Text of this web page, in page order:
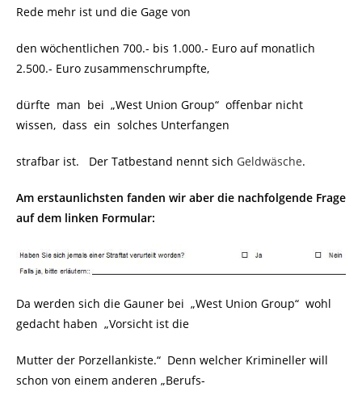
Rede mehr ist und die Gage von
den wöchentlichen 700.- bis 1.000.- Euro auf monatlich
2.500.- Euro zusammenschrumpfte,
dürfte man bei „West Union Group“ offenbar nicht
wissen, dass ein solches Unterfangen
strafbar ist. Der Tatbestand nennt sich Geldwäsche.
Am erstaunlichsten fanden wir aber die nachfolgende Frage
auf dem linken Formular:
Da werden sich die Gauner bei „West Union Group“ wohl
gedacht haben „Vorsicht ist die
Mutter der Porzellankiste.“ Denn welcher Krimineller will
schon von einem anderen „Berufs-